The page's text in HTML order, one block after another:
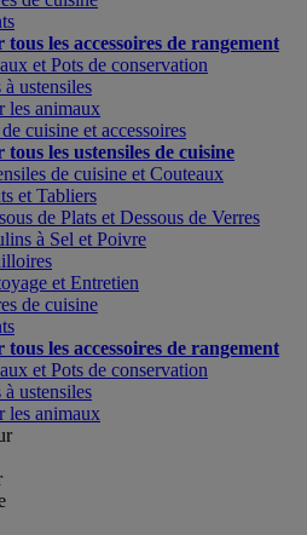
tous les accessoires de rangement
et Pots de conservation
à ustensiles
les animaux
cuisine et accessoires
tous les ustensiles de cuisine
de cuisine et Couteaux
et Tabliers
de Plats et Dessous de Verres
à Sel et Poivre
et Entretien
de cuisine
tous les accessoires de rangement
et Pots de conservation
à ustensiles
les animaux